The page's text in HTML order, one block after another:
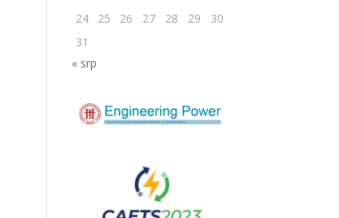
24
25 26 27 28 29
30
31
« srp